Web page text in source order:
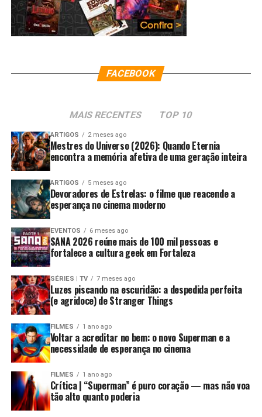
FACEBOOK
MAIS RECENTES TOP 10
ARTIGOS 2 meses ago
Mestres do Universo (2026): Quando Eternia
encontra a memória afetiva de uma geração inteira
ARTIGOS 5 meses ago
Devoradores de Estrelas: o filme que reacende a
esperança no cinema moderno
EVENTOS 6 meses ago
SANA 2026 reúne mais de 100 mil pessoas e
fortalece a cultura geek em Fortaleza
SÉRIES | TV 7 meses ago
Luzes piscando na escuridão: a despedida perfeita
(e agridoce) de Stranger Things
FILMES 1 ano ago
Voltar a acreditar no bem: o novo Superman e a
necessidade de esperança no cinema
FILMES 1 ano ago
Crítica | “Superman” é puro coração — mas não voa
tão alto quanto poderia